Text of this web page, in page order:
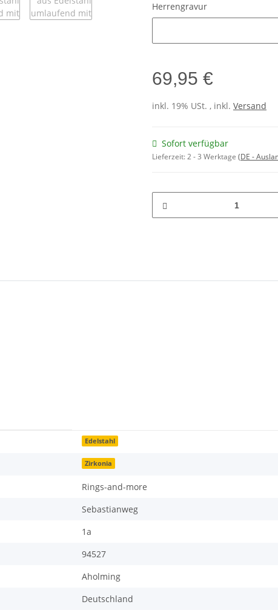
Herrengravur
69,95 €
inkl. 19% USt. , inkl. Versand
Sofort verfügbar
Lieferzeit:2 - 3 Werktage (DE -
Edelstahl
Zirkonia
Rings-and-more
Sebastianweg
1a
94527
Aholming
Deutschland